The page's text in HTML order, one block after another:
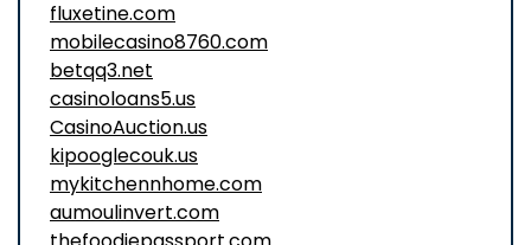
fluxetine.com
mobilecasino8760.com
betqq3.net
casinoloans5.us
CasinoAuction.us
kipooglecouk.us
mykitchennhome.com
aumoulinvert.com